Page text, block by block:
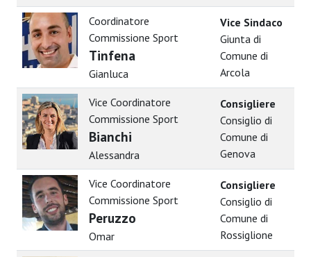
Coordinatore
Commissione Sport
Tinfena
Gianluca
Vice Sindaco
Giunta di
Comune di
Arcola
Vice Coordinatore
Commissione Sport
Bianchi
Alessandra
Consigliere
Consiglio di
Comune di
Genova
Vice Coordinatore
Commissione Sport
Peruzzo
Omar
Consigliere
Consiglio di
Comune di
Rossiglione